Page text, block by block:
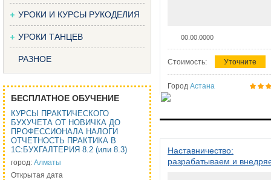
УРОКИ И КУРСЫ РУКОДЕЛИЯ
УРОКИ ТАНЦЕВ
РАЗНОЕ
БЕСПЛАТНОЕ ОБУЧЕНИЕ
КУРСЫ ПРАКТИЧЕСКОГО
БУХУЧЕТА ОТ НОВИЧКА ДО
ПРОФЕССИОНАЛА НАЛОГИ
ОТЧЕТНОСТЬ ПРАКТИКА В
1С:БУХГАЛТЕРИЯ 8.2 (или 8.3)
город: Алматы
Открытая дата
00.00.0000
Стоимость: Уточните
Город Астана
Наставничество:
разрабатываем и